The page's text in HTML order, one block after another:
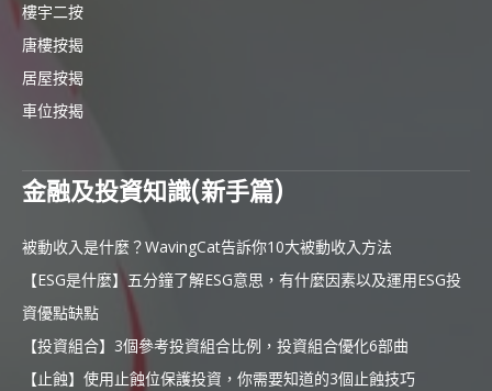
樓宇二按
唐樓按揭
居屋按揭
車位按揭
金融及投資知識(新手篇)
被動收入是什麼？WavingCat告訴你10大被動收入方法
【ESG是什麼】五分鐘了解ESG意思，有什麼因素以及運用ESG投
資優點缺點
【投資組合】3個參考投資組合比例，投資組合優化6部曲
【止蝕】使用止蝕位保護投資，你需要知道的3個止蝕技巧